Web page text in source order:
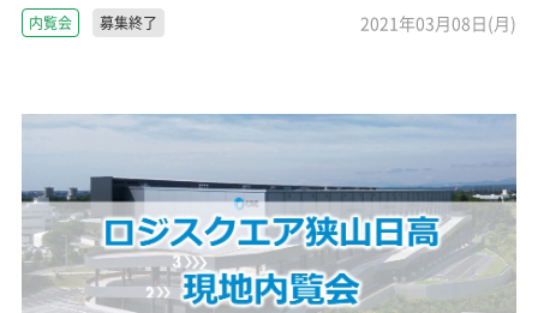
内覧会 募集終了 2021年03月08日(月)